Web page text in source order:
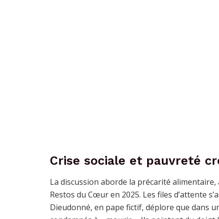
Crise sociale et pauvreté
La discussion aborde la précarité
Restos du Cœur en 2025. Les files d’attente
Dieudonné, en pape fictif, déplore que dans